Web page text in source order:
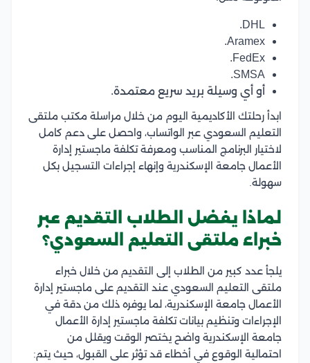
DHL.
Aramex.
FedEx.
SMSA.
أو أي وسيلة بريد سريع معتمدة.
ابدأ رحلتك الأكاديمية اليوم من خلال مراسلة مكتب ملتقى
التعليم السعودي عبر الواتساب، واحصل على دعم كامل
لاختيار البرنامج المناسب ومعرفة تكلفة ماجستير إدارة
الأعمال جامعة الإسكندرية وإنهاء إجراءات التسجيل بكل
سهولة.
لماذا يفضل الطلاب التقديم عبر
خبراء ملتقى التعليم السعودي؟
يلجأ عدد كبير من الطلاب إلى التقديم من خلال خبراء
ملتقى التعليم السعودي عند التقديم على ماجستير إدارة
الأعمال جامعة الإسكندرية، لما يوفره ذلك من دقة في
الإجراءات وتنظيم بيانات تكلفة ماجستير إدارة الأعمال
جامعة الإسكندرية واضح يختصر الوقت ويقلل من
احتمالية الوقوع في أخطاء قد تؤثر على القبول، حيث يتم: